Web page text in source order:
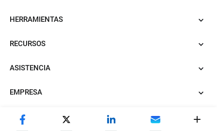
HERRAMIENTAS
RECURSOS
ASISTENCIA
EMPRESA